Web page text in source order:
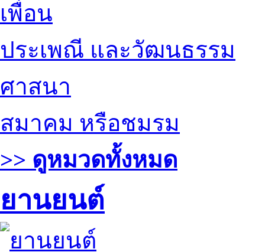
เพื่อน
ประเพณี และวัฒนธรรม
ศาสนา
สมาคม หรือชมรม
>> ดูหมวดทั้งหมด
ยานยนต์